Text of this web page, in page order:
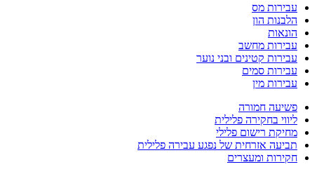
עבירות מס
הלבנות הון
הונאות
עבירות מחשב
עבירות קטינים ובני נוער
עבירות סמים
עבירות מין
פשיעה חמורה
ליווי בחקירה פלילית
מחיקת רישום פלילי
תביעה אזרחית של נפגע עבירה פלילית
חקירות ומעצרים